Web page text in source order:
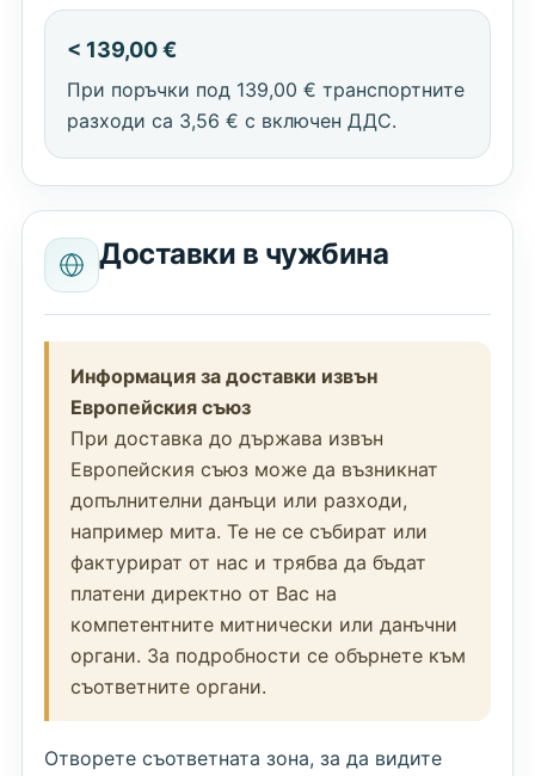
< 139,00 €
При поръчки под 139,00 € транспортните
разходи са 3,56 € с включен ДДС.
Доставки в чужбина
Информация за доставки извън
Европейския съюз
При доставка до държава извън
Европейския съюз може да възникнат
допълнителни данъци или разходи,
например мита. Те не се събират или
фактурират от нас и трябва да бъдат
платени директно от Вас на
компетентните митнически или данъчни
органи. За подробности се обърнете към
съответните органи.
Отворете съответната зона, за да видите